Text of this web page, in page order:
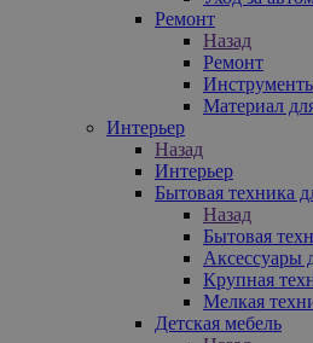
Ремонт
Назад
Ремонт
Материал
Интерьер
Назад
Интерьер
Бытовая техника
Назад
Бытовая
Аксессуары
Крупная
Мелкая
Детская мебель